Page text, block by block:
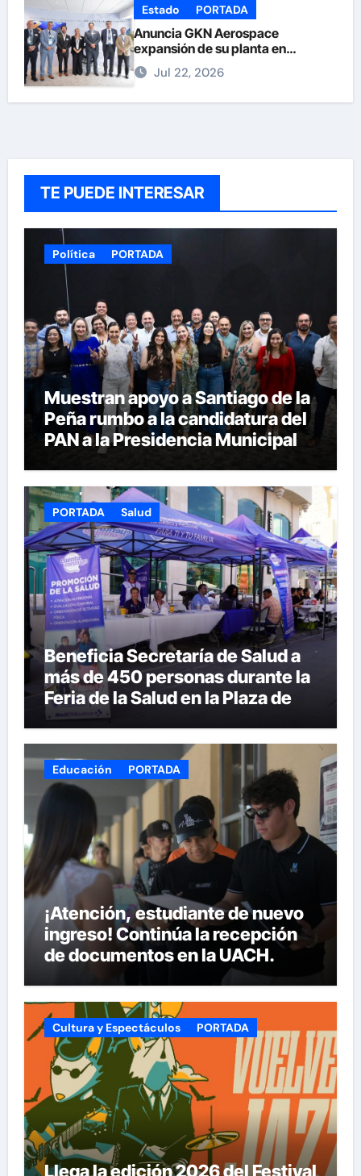
Estado PORTADA
Anuncia GKN Aerospace
expansión de su planta en
Chihuahua
Jul 22, 2026
TE PUEDE INTERESAR
Política PORTADA
Muestran apoyo a Santiago de la
Peña rumbo a la candidatura del
PAN a la Presidencia Municipal
PORTADA Salud
Beneficia Secretaría de Salud a
más de 450 personas durante la
Feria de la Salud en la Plaza de
Armas
Educación PORTADA
¡Atención, estudiante de nuevo
ingreso! Continúa la recepción
de documentos en la UACH.
Cultura y Espectáculos PORTADA
Llega la edición 2026 del Festival